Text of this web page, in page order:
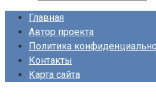
Главная
Автор проекта
Политика
Контакты
Карта сайта